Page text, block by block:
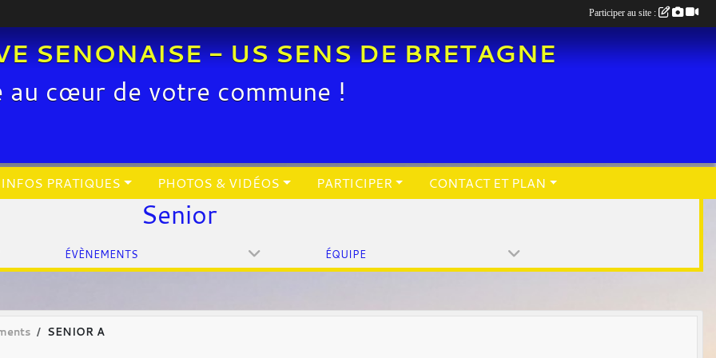
SENONAISE - US SENS DE BRETAGNE
au cœur de votre commune !
INFOS PRATIQUES PHOTOS & VIDÉOS PARTICIPER CONTACT ET PLAN
Senior
ÉVÈNEMENTS ÉQUIPE
SENIOR A
Participer au site :